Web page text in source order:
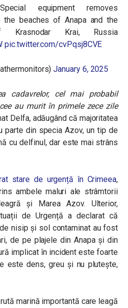
equipment removes
the beaches of Anapa and the
Krasnodar Krai, Russia
pic.twitter.com/cvPqsj8CVE
January 6, 2025
cadavrelor, cel mai probabil
au murit în primele zece zile
Delfa, adăugând că majoritatea
parte din specia Azov, un tip de
cu delfinul, dar este mai strâns
stare de urgență în Crimeea,
ambele maluri ale strâmtorii
și Marea Azov. Ulterior,
de Urgență a declarat că
nisip și sol contaminat au fost
de pe plajele din Anapa și din
implicat în incident este foarte
este dens, greu și nu plutește,
marină importantă care leagă